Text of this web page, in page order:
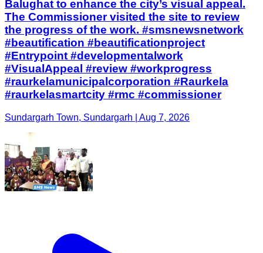
Balughat to enhance the city’s visual appeal.
The Commissioner visited the site to review
the progress of the work. #smsnewsnetwork
#beautification #beautificationproject
#Entrypoint #developmentalwork
#VisualAppeal #review #workprogress
#raurkelamunicipalcorporation #Raurkela
#raurkelasmartcity #rmc #commissioner
Sundargarh Town, Sundargarh | Aug 7, 2026